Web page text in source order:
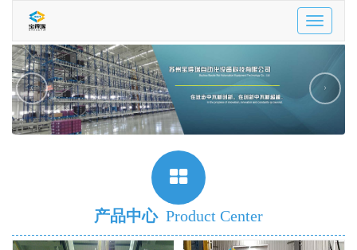
Toggle
‹ ›
产品中心 Product Center